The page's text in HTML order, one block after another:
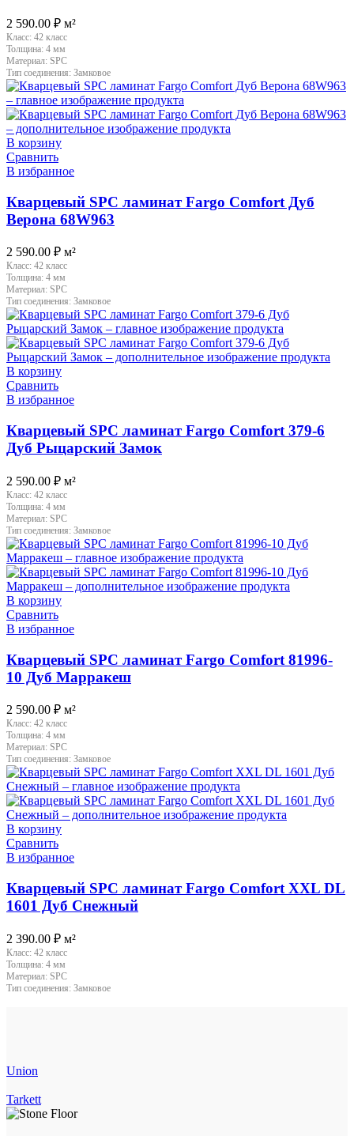
2 590.00 ₽ м²
Класс: 42 класс
Толщина: 4 мм
Материал: SPC
Тип соединения: Замковое
В корзину
Сравнить
В избранное
Кварцевый SPC ламинат Fargo Comfort Дуб
Верона 68W963
2 590.00 ₽ м²
Класс: 42 класс
Толщина: 4 мм
Материал: SPC
Тип соединения: Замковое
В корзину
Сравнить
В избранное
Кварцевый SPC ламинат Fargo Comfort 379-6
Дуб Рыцарский Замок
2 590.00 ₽ м²
Класс: 42 класс
Толщина: 4 мм
Материал: SPC
Тип соединения: Замковое
В корзину
Сравнить
В избранное
Кварцевый SPC ламинат Fargo Comfort 81996-
10 Дуб Марракеш
2 590.00 ₽ м²
Класс: 42 класс
Толщина: 4 мм
Материал: SPC
Тип соединения: Замковое
В корзину
Сравнить
В избранное
Кварцевый SPC ламинат Fargo Comfort XXL DL
1601 Дуб Снежный
2 390.00 ₽ м²
Класс: 42 класс
Толщина: 4 мм
Материал: SPC
Тип соединения: Замковое
Union
Tarkett